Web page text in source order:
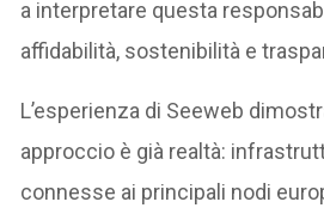
a interpretare questa
affidabilità, sostenibilità e
L’esperienza di Seeweb
approccio è già realtà:
connesse ai principali nodi